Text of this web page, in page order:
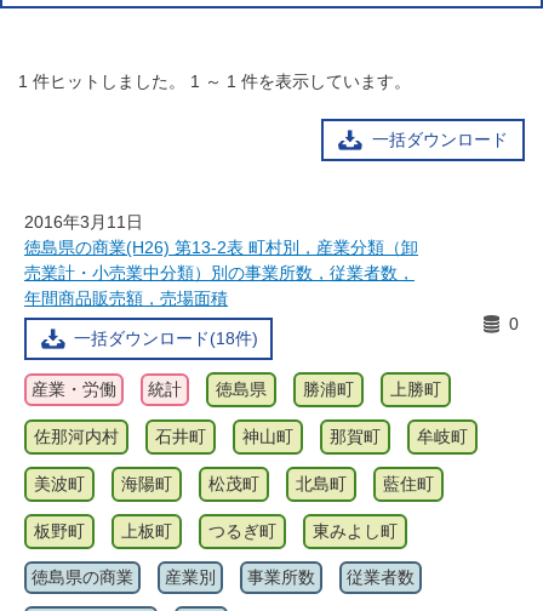
1 件ヒットしました。 1 ～ 1 件を表示しています。
一括ダウンロード
2016年3月11日
徳島県の商業(H26) 第13-2表 町村別，産業分類（卸
売業計・小売業中分類）別の事業所数，従業者数，
年間商品販売額，売場面積
一括ダウンロード(18件)
0
産業・労働 統計 徳島県 勝浦町 上勝町
佐那河内村 石井町 神山町 那賀町 牟岐町
美波町 海陽町 松茂町 北島町 藍住町
板野町 上板町 つるぎ町 東みよし町
徳島県の商業 産業別 事業所数 従業者数